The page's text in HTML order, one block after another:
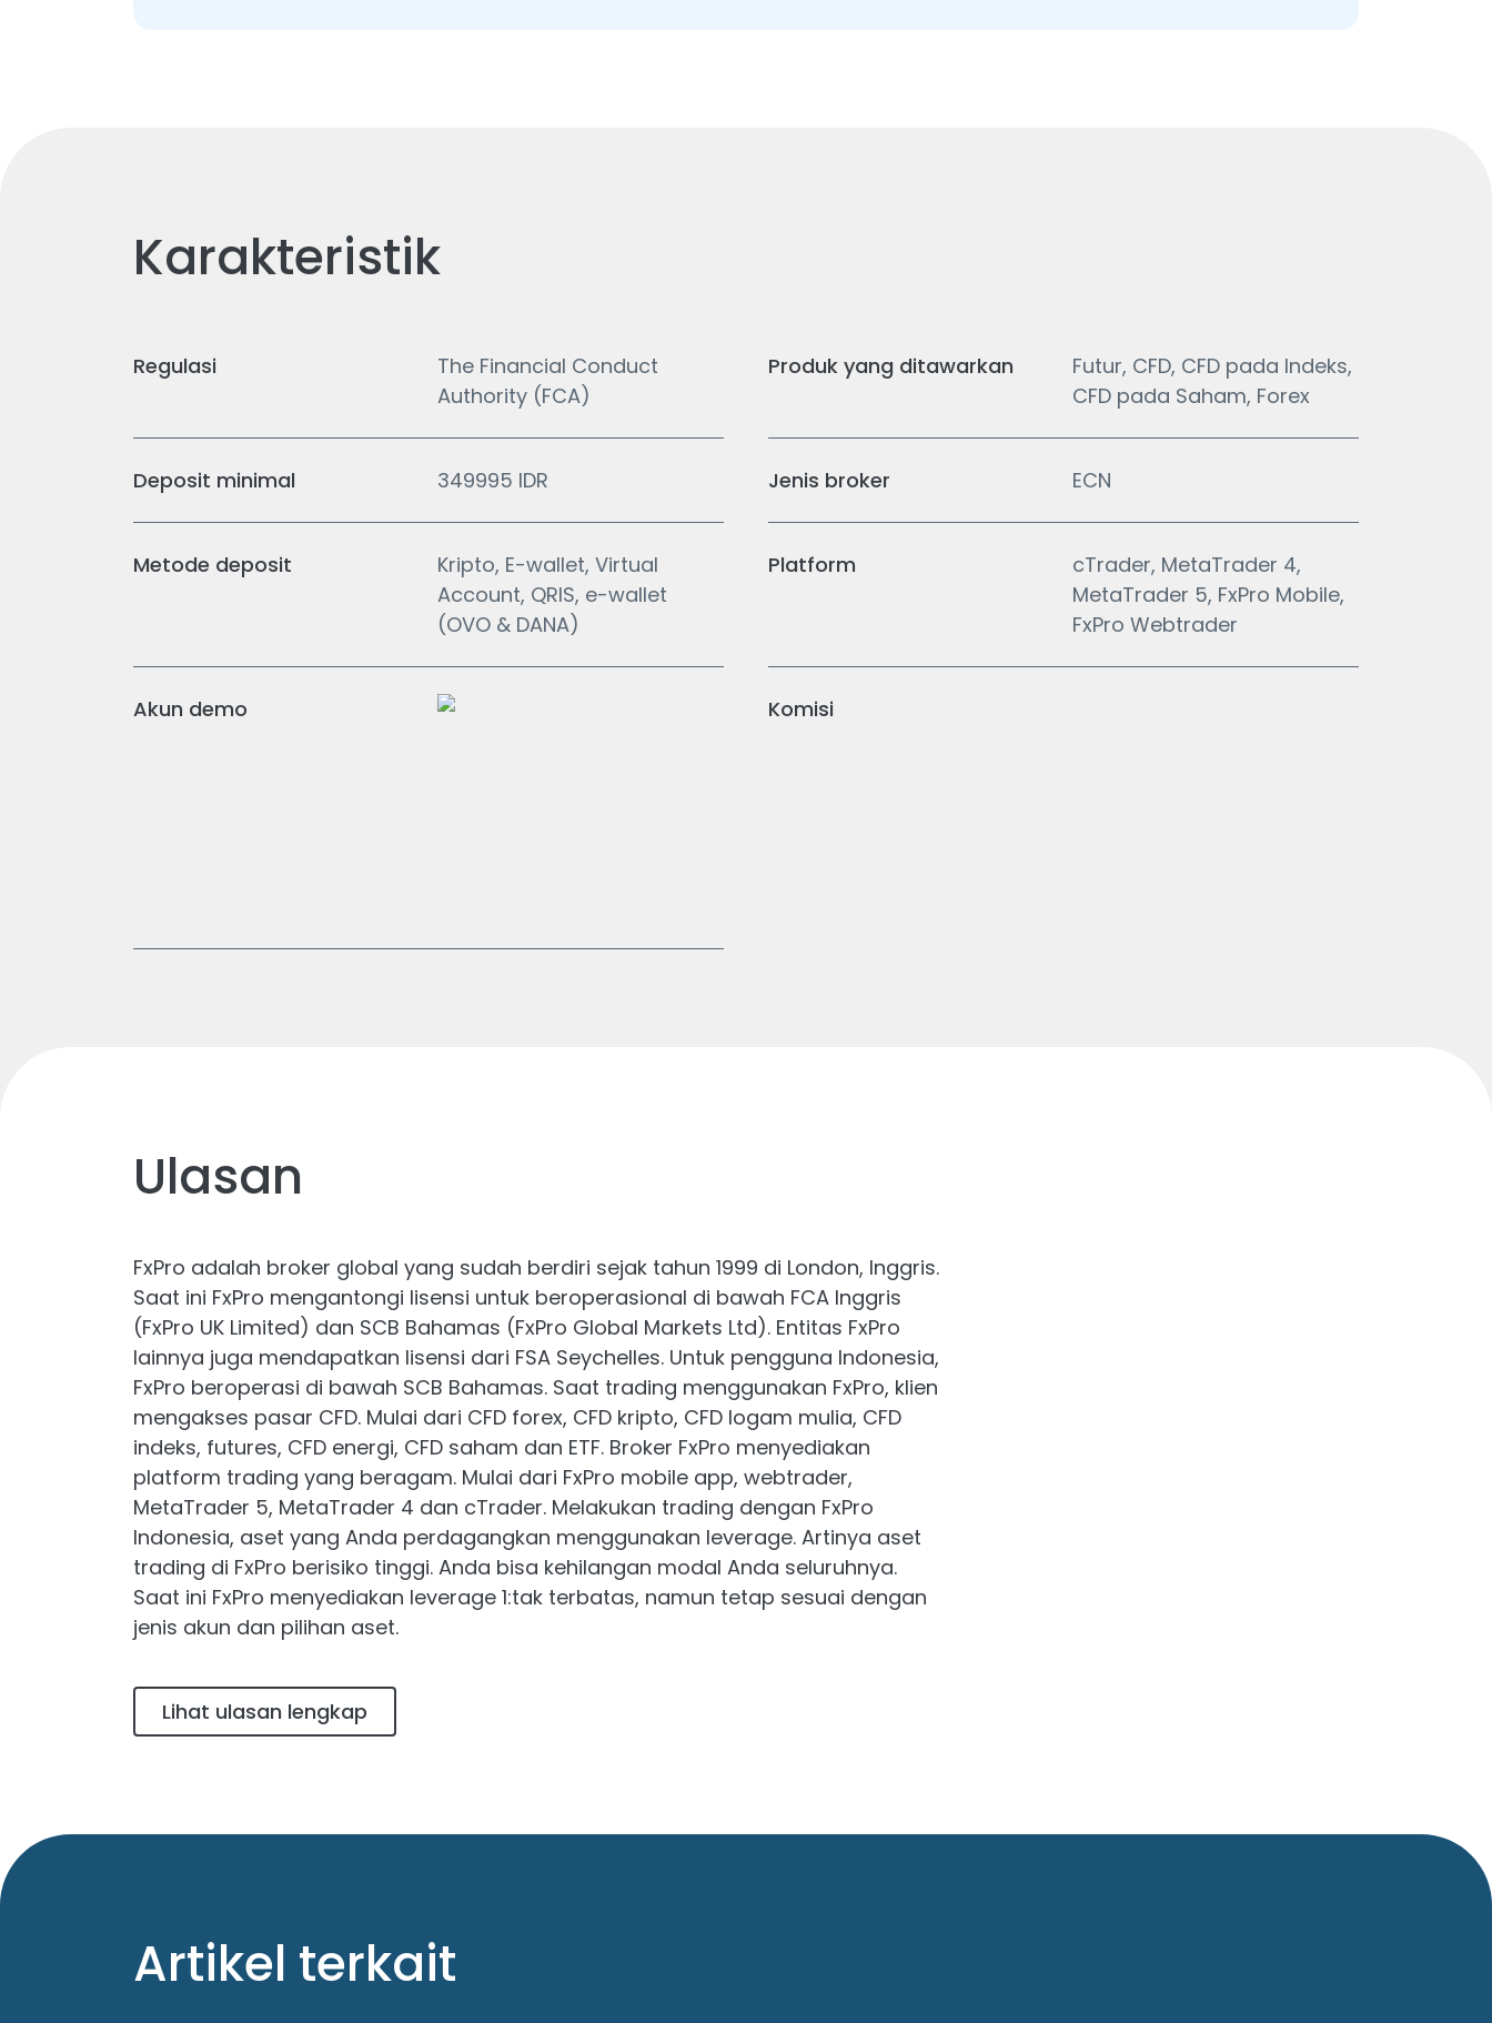
Karakteristik
Regulasi
The Financial Conduct
Authority (FCA)
Produk yang ditawarkan
Futur, CFD, CFD pada Indeks,
CFD pada Saham, Forex
Deposit minimal 349995 IDR Jenis broker ECN
Metode deposit
Kripto, E-wallet, Virtual
Account, QRIS, e-wallet
(OVO & DANA)
Platform
cTrader, MetaTrader 4,
MetaTrader 5, FxPro Mobile,
FxPro Webtrader
Akun demo Komisi
Ulasan
FxPro adalah broker global yang sudah berdiri sejak tahun 1999 di London, Inggris.
Saat ini FxPro mengantongi lisensi untuk beroperasional di bawah FCA Inggris
(FxPro UK Limited) dan SCB Bahamas (FxPro Global Markets Ltd). Entitas FxPro
lainnya juga mendapatkan lisensi dari FSA Seychelles. Untuk pengguna Indonesia,
FxPro beroperasi di bawah SCB Bahamas. Saat trading menggunakan FxPro, klien
mengakses pasar CFD. Mulai dari CFD forex, CFD kripto, CFD logam mulia, CFD
indeks, futures, CFD energi, CFD saham dan ETF. Broker FxPro menyediakan
platform trading yang beragam. Mulai dari FxPro mobile app, webtrader,
MetaTrader 5, MetaTrader 4 dan cTrader. Melakukan trading dengan FxPro
Indonesia, aset yang Anda perdagangkan menggunakan leverage. Artinya aset
trading di FxPro berisiko tinggi. Anda bisa kehilangan modal Anda seluruhnya.
Saat ini FxPro menyediakan leverage 1:tak terbatas, namun tetap sesuai dengan
jenis akun dan pilihan aset.
Lihat ulasan lengkap
Artikel terkait